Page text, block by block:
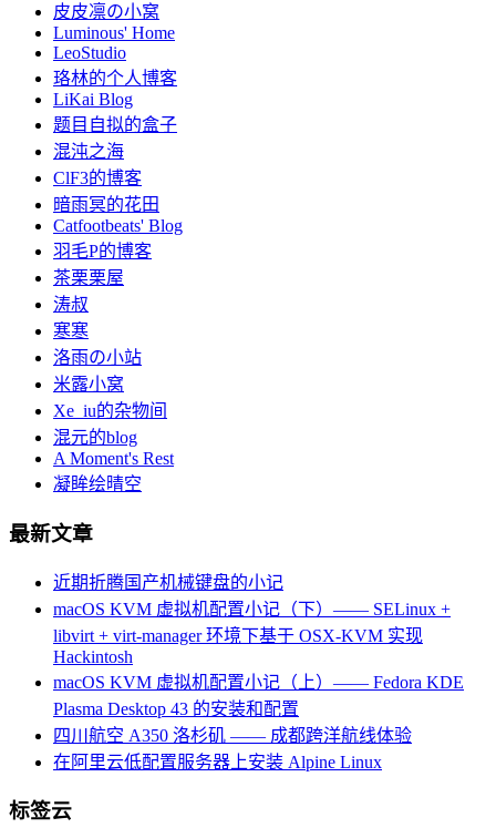
皮皮凛の小窝
Luminous' Home
LeoStudio
珞林的个人博客
LiKai Blog
题目自拟的盒子
混沌之海
ClF3的博客
暗雨冥的花田
Catfootbeats' Blog
羽毛P的博客
茶栗栗屋
涛叔
寒寒
洛雨の小站
米露小窝
Xe_iu的杂物间
混元的blog
A Moment's Rest
凝眸绘晴空
最新文章
近期折腾国产机械键盘的小记
macOS KVM 虚拟机配置小记（下）—— SELinux +
libvirt + virt-manager 环境下基于 OSX-KVM 实现
Hackintosh
macOS KVM 虚拟机配置小记（上）—— Fedora KDE
Plasma Desktop 43 的安装和配置
四川航空 A350 洛杉矶 —— 成都跨洋航线体验
在阿里云低配置服务器上安装 Alpine Linux
标签云